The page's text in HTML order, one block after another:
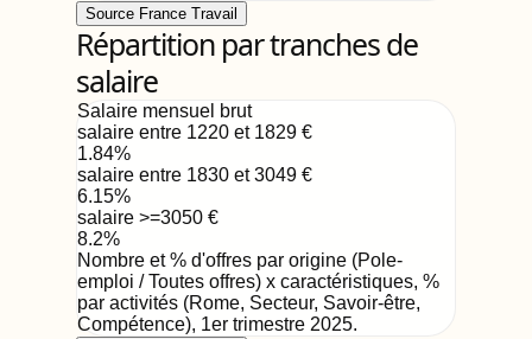
Source France Travail
Répartition par tranches de
salaire
Salaire mensuel brut
salaire entre 1220 et 1829 €
1.84%
salaire entre 1830 et 3049 €
6.15%
salaire >=3050 €
8.2%
Nombre et % d'offres par origine (Pole-
emploi / Toutes offres) x caractéristiques, %
par activités (Rome, Secteur, Savoir-être,
Compétence), 1er trimestre 2025.